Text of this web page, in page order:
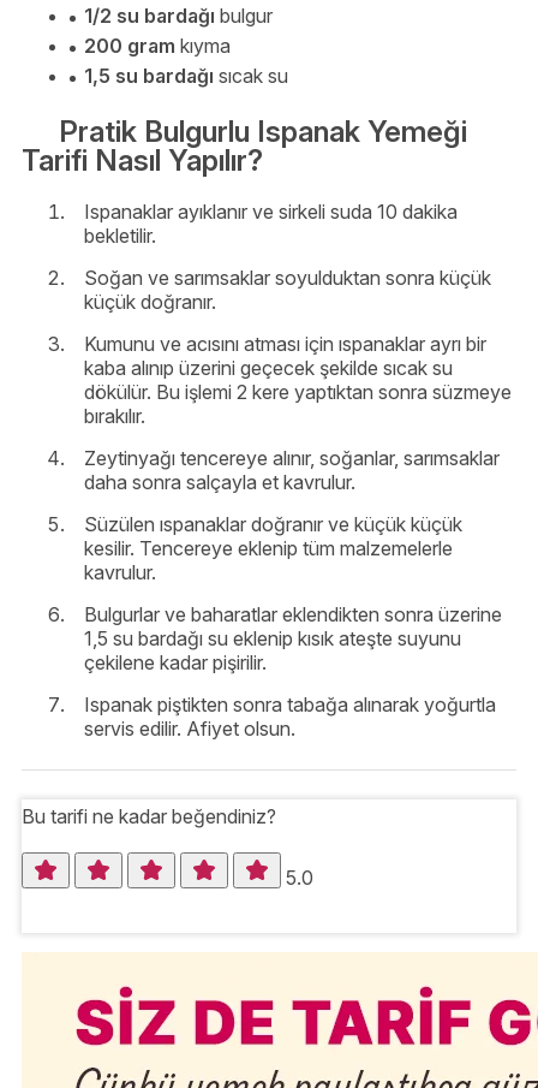
1/2 su bardağı bulgur
200 gram kıyma
1,5 su bardağı sıcak su
Pratik Bulgurlu Ispanak Yemeği
Tarifi Nasıl Yapılır?
Ispanaklar ayıklanır ve sirkeli suda 10 dakika
bekletilir.
Soğan ve sarımsaklar soyulduktan sonra küçük
küçük doğranır.
Kumunu ve acısını atması için ıspanaklar ayrı bir
kaba alınıp üzerini geçecek şekilde sıcak su
dökülür. Bu işlemi 2 kere yaptıktan sonra süzmeye
bırakılır.
Zeytinyağı tencereye alınır, soğanlar, sarımsaklar
daha sonra salçayla et kavrulur.
Süzülen ıspanaklar doğranır ve küçük küçük
kesilir. Tencereye eklenip tüm malzemelerle
kavrulur.
Bulgurlar ve baharatlar eklendikten sonra üzerine
1,5 su bardağı su eklenip kısık ateşte suyunu
çekilene kadar pişirilir.
Ispanak piştikten sonra tabağa alınarak yoğurtla
servis edilir. Afiyet olsun.
Bu tarifi ne kadar beğendiniz?
5.0